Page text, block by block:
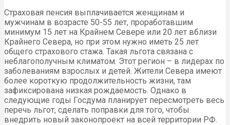
Страховая пенсия выплачивается женщинам и
мужчинам в возрасте 50-55 лет, проработавшим
минимум 15 лет на Крайнем Севере или 20 лет вблизи
Крайнего Севера, но при этом нужно иметь 25 лет
общего страхового стажа. Такая льгота связана с
неблагополучным климатом. Этот регион – в лидерах по
заболеваниям взрослых и детей. Жители Севера имеют
более короткую продолжительность жизни, там
зафиксирована низкая рождаемость. Однако в
следующие годы Госдума планирует пересмотреть весь
перечь льгот, сделать поправки для того, чтобы
внедрить новый законопроект на всей территории РФ.